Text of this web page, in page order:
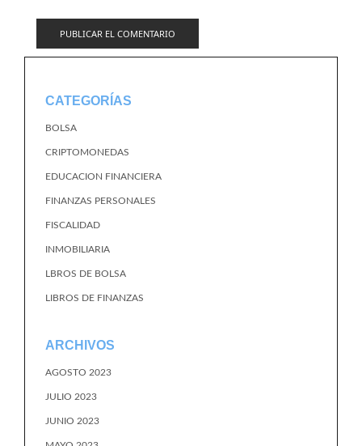
CATEGORÍAS
BOLSA
CRIPTOMONEDAS
EDUCACION FINANCIERA
FINANZAS PERSONALES
FISCALIDAD
INMOBILIARIA
LBROS DE BOLSA
LIBROS DE FINANZAS
ARCHIVOS
AGOSTO 2023
JULIO 2023
JUNIO 2023